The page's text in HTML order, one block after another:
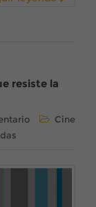
resiste la
Cine